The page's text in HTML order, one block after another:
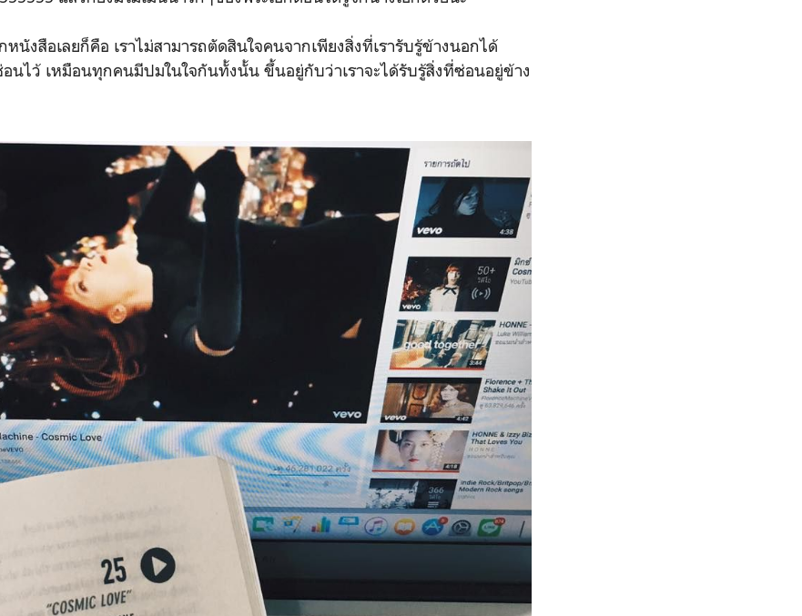
นังสือเลยก็คือ เราไม่สามารถตัดสินใจคนจากเพียงสิ่งที่เรารับรู้ข้างนอกได้
นไว้ เหมือนทุกคนมีปมในใจกันทั้งนั้น ขึ้นอยู่กับว่าเราจะได้รับรู้สิ่งที่ซ่อนอยู่ข้าง